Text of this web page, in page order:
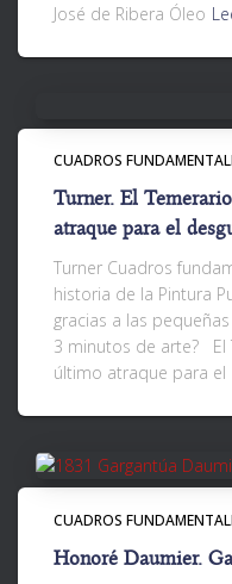
José de Ribera Óleo
CUADROS
Turner. El
atraque para el
Turner Cuadros
historia de la Pintura
gracias a las
3 minutos de arte? El
último atraque para el
CUADROS
Honoré Daumier.